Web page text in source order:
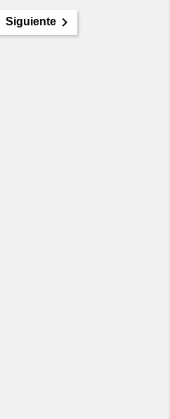
Siguiente